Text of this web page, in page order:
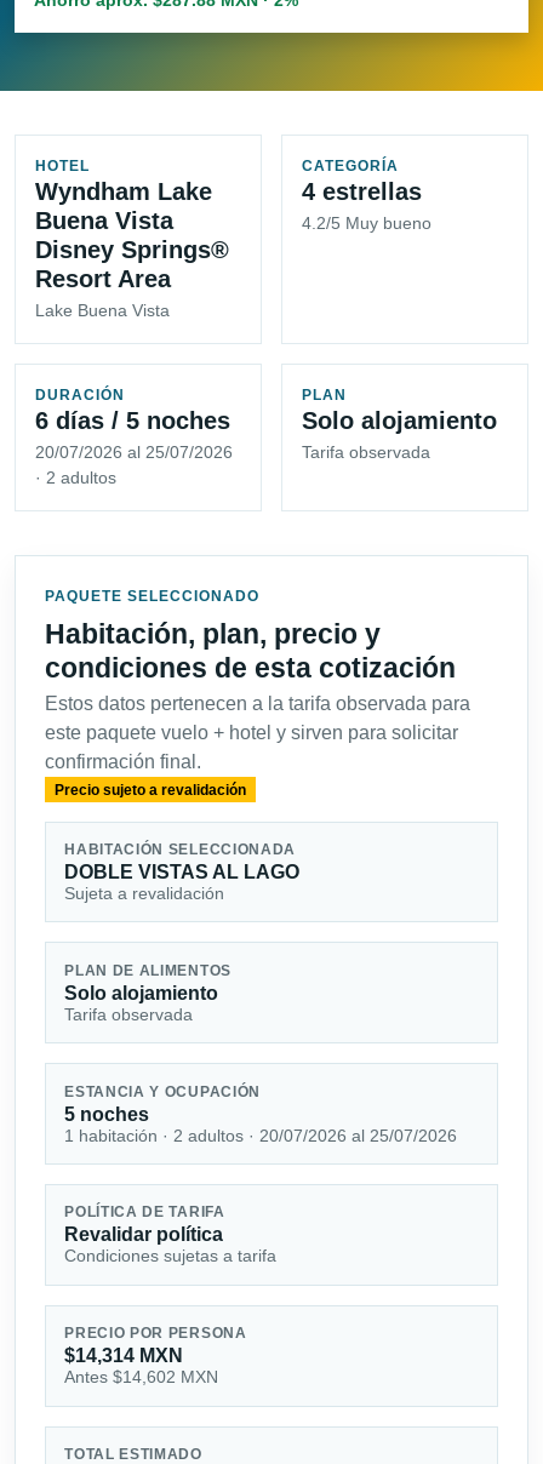
HOTEL
Wyndham Lake
Buena Vista
Disney Springs®
Resort Area
Lake Buena Vista
CATEGORÍA
4 estrellas
4.2/5 Muy bueno
DURACIÓN
6 días / 5 noches
20/07/2026 al 25/07/2026
· 2 adultos
PLAN
Solo alojamiento
Tarifa observada
PAQUETE SELECCIONADO
Habitación, plan, precio y
condiciones de esta cotización
Estos datos pertenecen a la tarifa observada para
este paquete vuelo + hotel y sirven para solicitar
confirmación final.
Precio sujeto a revalidación
HABITACIÓN SELECCIONADA
DOBLE VISTAS AL LAGO
Sujeta a revalidación
PLAN DE ALIMENTOS
Solo alojamiento
Tarifa observada
ESTANCIA Y OCUPACIÓN
5 noches
1 habitación · 2 adultos · 20/07/2026 al 25/07/2026
POLÍTICA DE TARIFA
Revalidar política
Condiciones sujetas a tarifa
PRECIO POR PERSONA
$14,314 MXN
Antes $14,602 MXN
TOTAL ESTIMADO